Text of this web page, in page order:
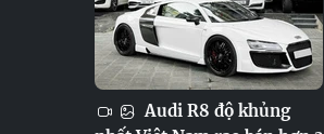
Audi R8 độ khủng